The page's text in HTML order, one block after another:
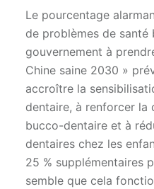
Le pourcentage
de problèmes de
gouvernement à
Chine saine 2030 »
accroître la
dentaire, à renforcer la
bucco-dentaire et à
dentaires chez les
25 % supplémentaires
semble que cela